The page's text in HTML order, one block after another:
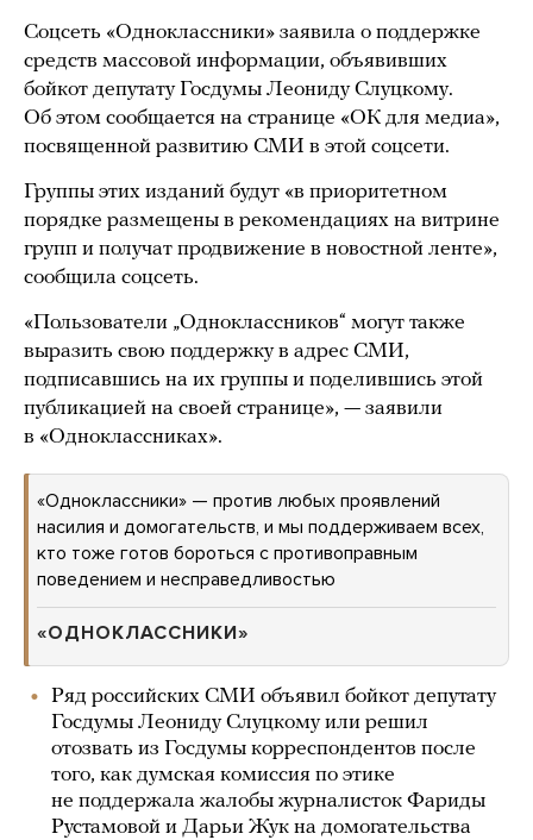
Соцсеть «Одноклассники» заявила о поддержке
средств массовой информации, объявивших
бойкот депутату Госдумы Леониду Слуцкому.
Об этом сообщается на странице «ОК для медиа»,
посвященной развитию СМИ в этой соцсети.
Группы этих изданий будут «в приоритетном
порядке размещены в рекомендациях на витрине
групп и получат продвижение в новостной ленте»,
сообщила соцсеть.
«Пользователи „Одноклассников“ могут также
выразить свою поддержку в адрес СМИ,
подписавшись на их группы и поделившись этой
публикацией на своей странице», — заявили
в «Одноклассниках».
«Одноклассники» — против любых проявлений
насилия и домогательств, и мы поддерживаем всех,
кто тоже готов бороться с противоправным
поведением и несправедливостью
«ОДНОКЛАССНИКИ»
Ряд российских СМИ объявил бойкот депутату
Госдумы Леониду Слуцкому или решил
отозвать из Госдумы корреспондентов после
того, как думская комиссия по этике
не поддержала жалобы журналисток Фариды
Рустамовой и Дарьи Жук на домогательства